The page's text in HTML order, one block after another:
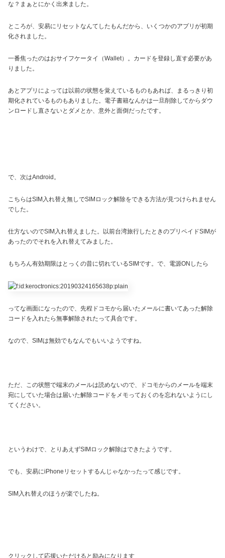
な？まぁとにかく出来ました。
ところが、安易にリセットなんてしたもんだから、いくつかのアプリが初期
化されました。
一番焦ったのはおサイフケータイ（Wallet）。カードを登録し直す必要があ
りました。
あとアプリによっては以前の状態を覚えているものもあれば、まるっきり初
期化されているものもありました。電子書籍なんかは一旦削除してからダウ
ンロードし直さないとダメとか、意外と面倒だったです。
で、次はAndroid。
こちらはSIM入れ替え無しでSIMロック解除をできる方法が見つけられません
でした。
仕方ないのでSIM入れ替えました。以前台湾旅行したときのプリペイドSIMが
あったのでそれを入れ替えてみました。
もちろん有効期限はとっくの昔に切れているSIMです。で、電源ONしたら
ってな画面になったので、先程ドコモから届いたメールに書いてあった解除
コードを入れたら無事解除されたって具合です。
なので、SIMは無効でもなんでもいいようですね。
ただ、この状態で端末のメールは読めないので、ドコモからのメールを端末
宛にしていた場合は届いた解除コードをメモっておくのを忘れないようにし
てください。
というわけで、とりあえずSIMロック解除はできたようです。
でも、安易にiPhoneリセットするんじゃなかったって感じです。
SIM入れ替えのほうが楽でしたね。
クリックして応援いただけると励みになります